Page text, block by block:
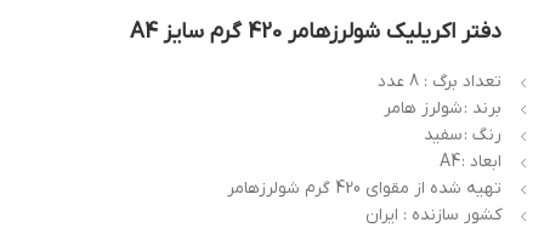
دفتر اکریلیک شولرزهامر 420 گرم سایز A4
تعداد برگ : 8 عدد
برند :شولرز هامر
رنگ :سفید
ابعاد :A4
تهیه شده از مقوای 420 گرم شولرزهامر
کشور سازنده : ایران